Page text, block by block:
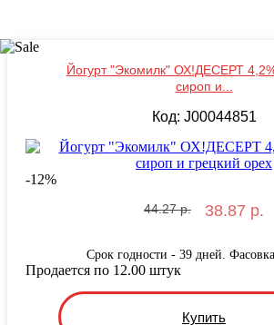
Йогурт "Экомилк" ОХ!ДЕСЕРТ
сироп и...
Код: J00044851
-12%
44.27 р. 38.87 р.
Срок годности - 39 дней.
Купить
Продается по 12.00 штук